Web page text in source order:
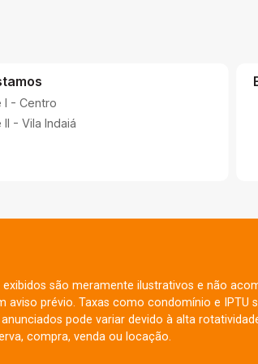
I - Centro
II - Vila Indaiá
são meramente ilustrativos e não
prévio. Taxas como condomínio e
pode variar devido à alta
compra, venda ou locação.